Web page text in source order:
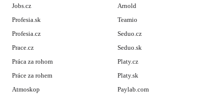
Jobs.cz
Profesia.sk
Profesia.cz
Prace.cz
Práca za rohom
Práce za rohem
Atmoskop
Arnold
Teamio
Seduo.cz
Seduo.sk
Platy.cz
Platy.sk
Paylab.com